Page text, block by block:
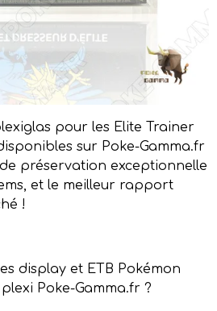
pour les Elite Trainer
sur Poke-Gamma.fr
préservation exceptionnelle
et le meilleur rapport
!
display et ETB Pokémon
Poke-Gamma.fr ?